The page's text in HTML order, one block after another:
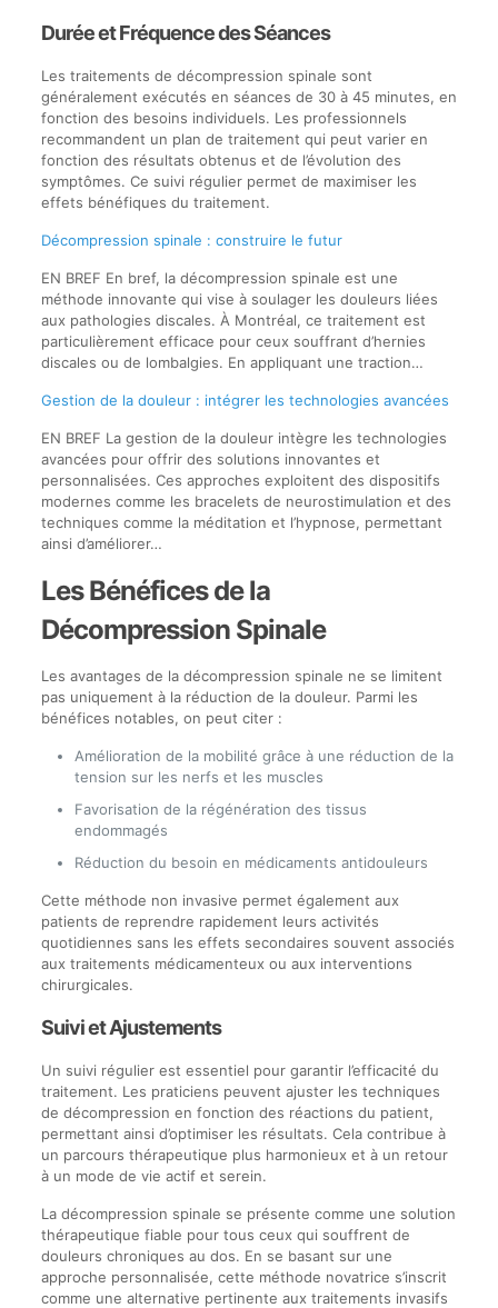
Durée et Fréquence des Séances
Les traitements de décompression spinale sont
généralement exécutés en séances de 30 à 45 minutes, en
fonction des besoins individuels. Les professionnels
recommandent un plan de traitement qui peut varier en
fonction des résultats obtenus et de l’évolution des
symptômes. Ce suivi régulier permet de maximiser les
effets bénéfiques du traitement.
Décompression spinale : construire le futur
EN BREF En bref, la décompression spinale est une
méthode innovante qui vise à soulager les douleurs liées
aux pathologies discales. À Montréal, ce traitement est
particulièrement efficace pour ceux souffrant d’hernies
discales ou de lombalgies. En appliquant une traction…
Gestion de la douleur : intégrer les technologies avancées
EN BREF La gestion de la douleur intègre les technologies
avancées pour offrir des solutions innovantes et
personnalisées. Ces approches exploitent des dispositifs
modernes comme les bracelets de neurostimulation et des
techniques comme la méditation et l’hypnose, permettant
ainsi d’améliorer…
Les Bénéfices de la
Décompression Spinale
Les avantages de la décompression spinale ne se limitent
pas uniquement à la réduction de la douleur. Parmi les
bénéfices notables, on peut citer :
Amélioration de la mobilité grâce à une réduction de la
tension sur les nerfs et les muscles
Favorisation de la régénération des tissus
endommagés
Réduction du besoin en médicaments antidouleurs
Cette méthode non invasive permet également aux
patients de reprendre rapidement leurs activités
quotidiennes sans les effets secondaires souvent associés
aux traitements médicamenteux ou aux interventions
chirurgicales.
Suivi et Ajustements
Un suivi régulier est essentiel pour garantir l’efficacité du
traitement. Les praticiens peuvent ajuster les techniques
de décompression en fonction des réactions du patient,
permettant ainsi d’optimiser les résultats. Cela contribue à
un parcours thérapeutique plus harmonieux et à un retour
à un mode de vie actif et serein.
La décompression spinale se présente comme une solution
thérapeutique fiable pour tous ceux qui souffrent de
douleurs chroniques au dos. En se basant sur une
approche personnalisée, cette méthode novatrice s’inscrit
comme une alternative pertinente aux traitements invasifs